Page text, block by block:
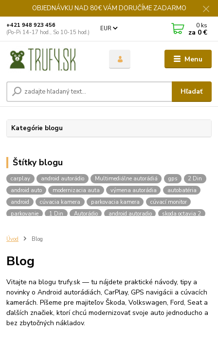
OBJEDNÁVKU NAD 80€ VÁM DORUČÍME ZADARMO
Menu
EUR
Hľadať
+421 948 923 456
(Po-Pi 14-17 hod., So 10-15 hod.)
0 ks
za 0 €
Kategórie blogu
Štítky blogu
carplay android autorádio Multimediálne autorádiá gps
2 Din
android auto
modernizacia auta výmena autorádia
autobatéria
android
cúvacia kamera parkovacia kamera
cúvací monitor
parkovanie
1 Din Autorádio android autoradio
skoda octavia 2
apple carplay volkswagen
CarPlay Škoda Octavia 2
autorádio Škoda Octavia 3
CarPlay Škoda Octavia 3
Android Auto Octavia 3
Škoda Fabia 2 Android autorádio
CarPlay
Android Auto
GPS navigácia Bluetooth
autorádio Fabia
7 palcové autorádio
Úvod Blog
Blog
Vitajte na blogu trufy.sk — tu nájdete praktické návody, tipy a
novinky o Android autorádiách, CarPlay, GPS navigácii a cúvacích
kamerách. Píšeme pre majiteľov Škoda, Volkswagen, Ford, Seat a
ďalších značiek, ktorí chcú modernizovať svoje auto jednoducho a
bez zbytočných nákladov.